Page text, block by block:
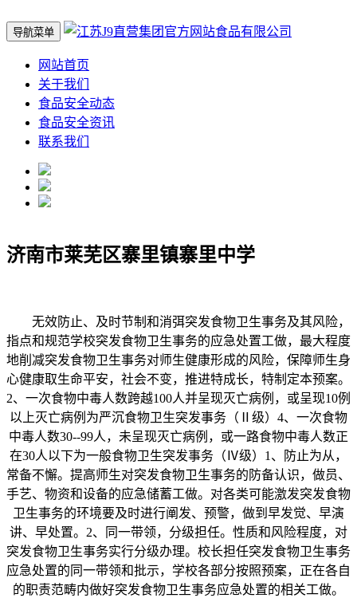
导航菜单
网站首页
关于我们
食品安全动态
食品安全资讯
联系我们
济南市莱芜区寨里镇寨里中学
无效防止、及时节制和消弭突发食物卫生事务及其风险，
指点和规范学校突发食物卫生事务的应急处置工做，最大程度
地削减突发食物卫生事务对师生健康形成的风险，保障师生身
心健康取生命平安，社会不变，推进特成长，特制定本预案。
2、一次食物中毒人数跨越100人并呈现灭亡病例，或呈现10例
以上灭亡病例为严沉食物卫生突发事务（Ⅱ级）4、一次食物
中毒人数30--99人，未呈现灭亡病例，或一路食物中毒人数正
在30人以下为一般食物卫生突发事务（Ⅳ级）1、防止为从，
常备不懈。提高师生对突发食物卫生事务的防备认识，做员、
手艺、物资和设备的应急储蓄工做。对各类可能激发突发食物
卫生事务的环境要及时进行阐发、预警，做到早发觉、早演
讲、早处置。2、同一带领，分级担任。性质和风险程度，对
突发食物卫生事务实行分级办理。校长担任突发食物卫生事务
应急处置的同一带领和批示，学校各部分按照预案，正在各自
的职责范畴内做好突发食物卫生事务应急处置的相关工做。